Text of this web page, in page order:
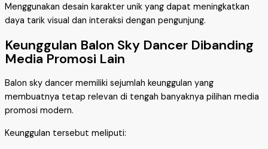
Menggunakan desain karakter unik yang dapat meningkatkan
daya tarik visual dan interaksi dengan pengunjung.
Keunggulan Balon Sky Dancer Dibanding
Media Promosi Lain
Balon sky dancer memiliki sejumlah keunggulan yang
membuatnya tetap relevan di tengah banyaknya pilihan media
promosi modern.
Keunggulan tersebut meliputi: